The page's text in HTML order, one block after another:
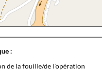
:
de la fouille/de l'opération